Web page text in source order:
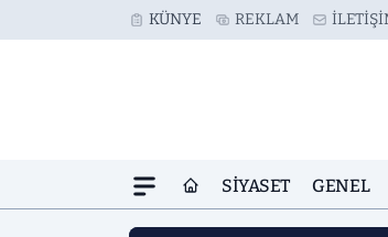
KÜNYE REKLAM
SIYASET GENEL